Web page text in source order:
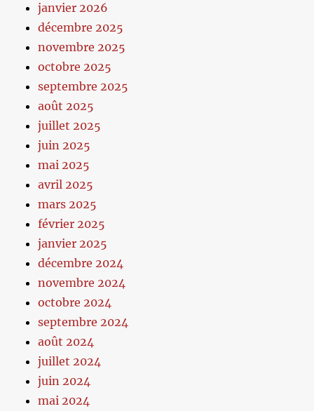
janvier 2026
décembre 2025
novembre 2025
octobre 2025
septembre 2025
août 2025
juillet 2025
juin 2025
mai 2025
avril 2025
mars 2025
février 2025
janvier 2025
décembre 2024
novembre 2024
octobre 2024
septembre 2024
août 2024
juillet 2024
juin 2024
mai 2024